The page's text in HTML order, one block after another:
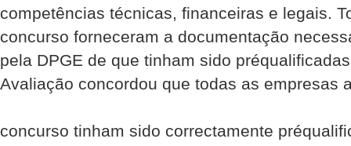
competências técnicas, financeiras e legais.
concurso forneceram a documentação
pela DPGE de que tinham sido
Avaliação concordou que todas as empresas
concurso tinham sido correctamente